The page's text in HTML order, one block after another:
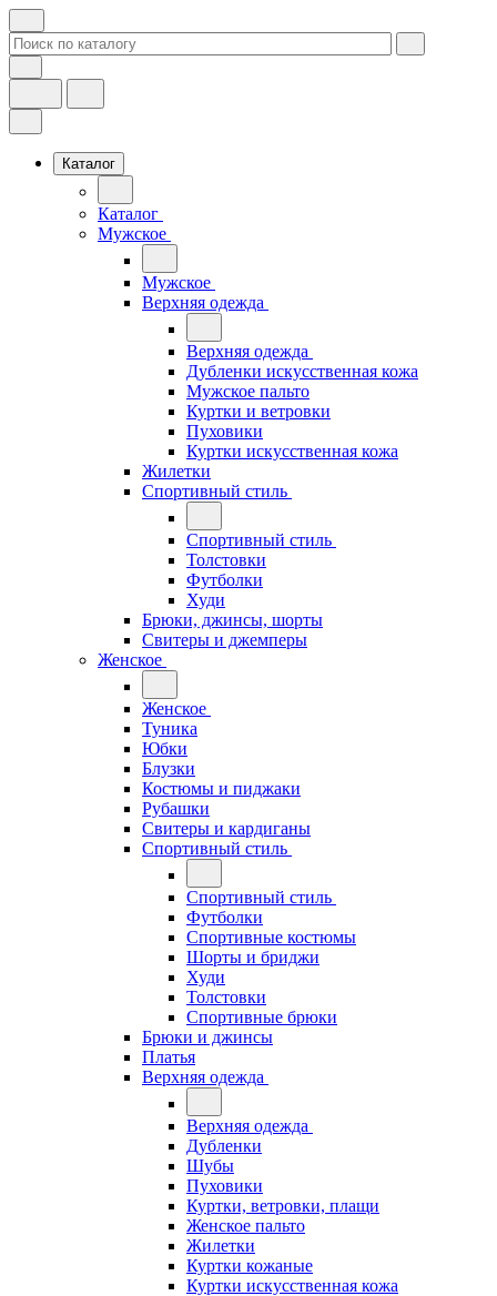
Каталог
Каталог
Мужское
Мужское
Верхняя одежда
Верхняя одежда
Дубленки искусственная кожа
Мужское пальто
Куртки и ветровки
Пуховики
Куртки искусственная кожа
Жилетки
Спортивный стиль
Спортивный стиль
Толстовки
Футболки
Худи
Брюки, джинсы, шорты
Свитеры и джемперы
Женское
Женское
Туника
Юбки
Блузки
Костюмы и пиджаки
Рубашки
Свитеры и кардиганы
Спортивный стиль
Спортивный стиль
Футболки
Спортивные костюмы
Шорты и бриджи
Худи
Толстовки
Спортивные брюки
Брюки и джинсы
Платья
Верхняя одежда
Верхняя одежда
Дубленки
Шубы
Пуховики
Куртки, ветровки, плащи
Женское пальто
Жилетки
Куртки кожаные
Куртки искусственная кожа